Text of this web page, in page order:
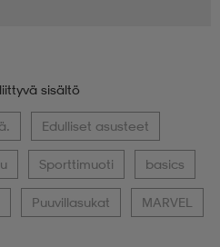
sisältö
Edulliset asusteet
Sporttimuoti basics
Puuvillasukat MARVEL